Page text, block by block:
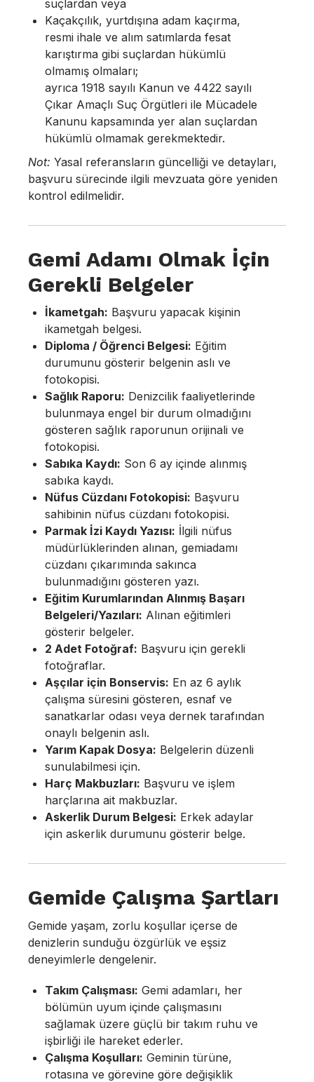
suçlardan veya
Kaçakçılık, yurtdışına adam kaçırma,
resmi ihale ve alım satımlarda fesat
karıştırma gibi suçlardan hükümlü
olmamış olmaları;
ayrıca 1918 sayılı Kanun ve 4422 sayılı
Çıkar Amaçlı Suç Örgütleri ile Mücadele
Kanunu kapsamında yer alan suçlardan
hükümlü olmamak gerekmektedir.
Not: Yasal referansların güncelliği ve detayları,
başvuru sürecinde ilgili mevzuata göre yeniden
kontrol edilmelidir.
Gemi Adamı Olmak İçin
Gerekli Belgeler
İkametgah: Başvuru yapacak kişinin
ikametgah belgesi.
Diploma / Öğrenci Belgesi: Eğitim
durumunu gösterir belgenin aslı ve
fotokopisi.
Sağlık Raporu: Denizcilik faaliyetlerinde
bulunmaya engel bir durum olmadığını
gösteren sağlık raporunun orijinali ve
fotokopisi.
Sabıka Kaydı: Son 6 ay içinde alınmış
sabıka kaydı.
Nüfus Cüzdanı Fotokopisi: Başvuru
sahibinin nüfus cüzdanı fotokopisi.
Parmak İzi Kaydı Yazısı: İlgili nüfus
müdürlüklerinden alınan, gemiadamı
cüzdanı çıkarımında sakınca
bulunmadığını gösteren yazı.
Eğitim Kurumlarından Alınmış Başarı
Belgeleri/Yazıları: Alınan eğitimleri
gösterir belgeler.
2 Adet Fotoğraf: Başvuru için gerekli
fotoğraflar.
Aşçılar için Bonservis: En az 6 aylık
çalışma süresini gösteren, esnaf ve
sanatkarlar odası veya dernek tarafından
onaylı belgenin aslı.
Yarım Kapak Dosya: Belgelerin düzenli
sunulabilmesi için.
Harç Makbuzları: Başvuru ve işlem
harçlarına ait makbuzlar.
Askerlik Durum Belgesi: Erkek adaylar
için askerlik durumunu gösterir belge.
Gemide Çalışma Şartları
Gemide yaşam, zorlu koşullar içerse de
denizlerin sunduğu özgürlük ve eşsiz
deneyimlerle dengelenir.
Takım Çalışması: Gemi adamları, her
bölümün uyum içinde çalışmasını
sağlamak üzere güçlü bir takım ruhu ve
işbirliği ile hareket ederler.
Çalışma Koşulları: Geminin türüne,
rotasına ve görevine göre değişiklik